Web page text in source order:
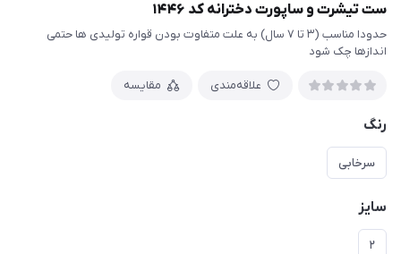
ست تیشرت و ساپورت دخترانه کد ۱۴۴۶
حدودا مناسب (۳ تا ۷ سال) به علت متفاوت بودن قواره تولیدی ها حتمی
اندازها چک شود
علاقه‌مندی مقایسه
رنگ
سرخابی
سایز
۲